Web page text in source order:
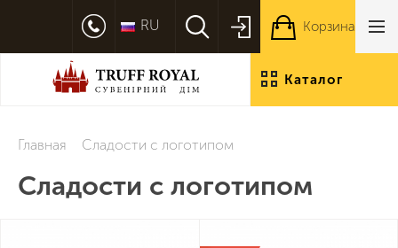
Каталог
RU Корзина
Главная Сладости с логотипом
Сладости с логотипом